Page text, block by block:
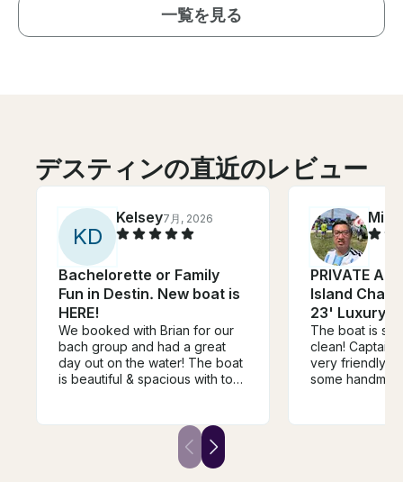
一覧を見る
デスティンの直近のレビュー
KD
Kelsey7月, 2026
Bachelorette or Family
Fun in Destin. New boat is
HERE!
We booked with Brian for our
bach group and had a great
day out on the water! The boat
is beautiful & spacious with top
easy going. We definitely had
the nicest boat at crab island &
for a 6 hour day we were
Minh
PRIVATE All
Island
23' Luxury
The boat is
clean! Captain
very friendly,
some
He also